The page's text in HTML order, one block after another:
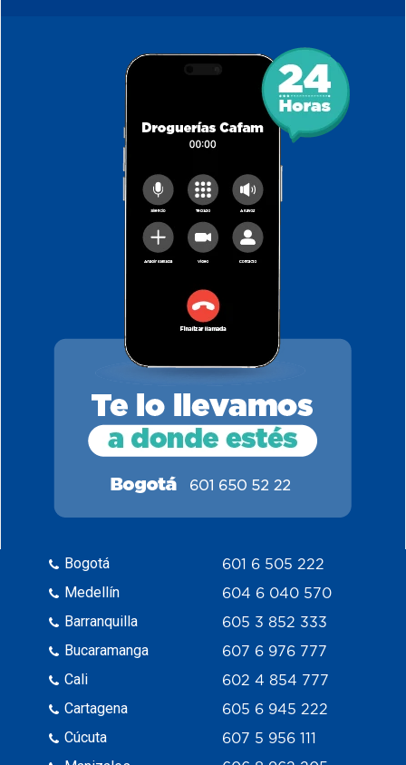
Bogotá
Medellín
Barranquilla
Bucaramanga
Cali
Cartagena
Cúcuta
601 6 505 222
604 6 040 570
605 3 852 333
607 6 976 777
602 4 854 777
605 6 945 222
607 5 956 111